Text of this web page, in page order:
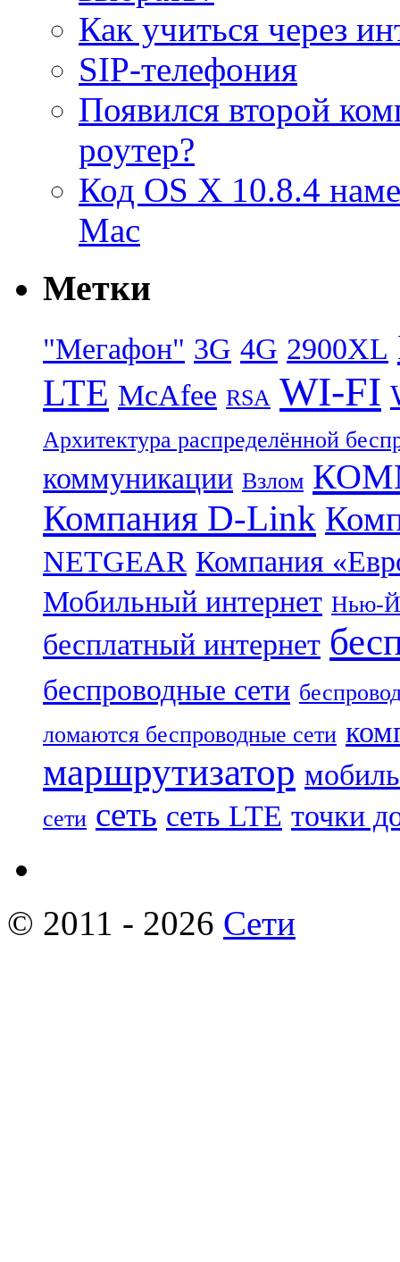
Как учиться через
SIP-телефония
Появился второй
роутер?
Код OS X 10.8.4
Mac
Метки
"Мегафон" 3G 4G 2900XL
LTE McAfee RSA WI-FI
Архитектура распределённой
коммуникации Взлом
Компания D-Link
NETGEAR Компания
Мобильный интернет Нью-
бесплатный интернет
беспроводные сети
ломаются беспроводные сети
маршрутизатор
сети сеть сеть LTE точки
© 2011 - 2026 Сети